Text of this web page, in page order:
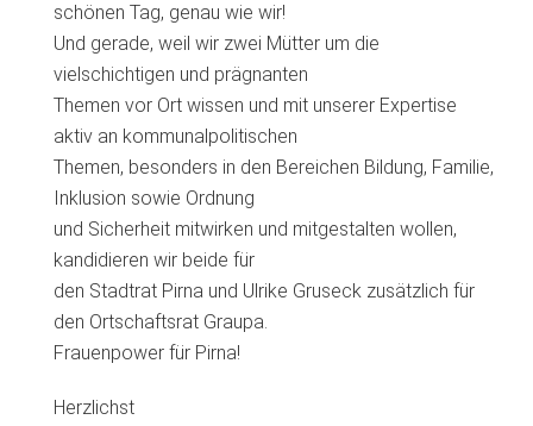
schönen Tag, genau wie wir!
Und gerade, weil wir zwei Mütter um die
vielschichtigen und prägnanten
Themen vor Ort wissen und mit unserer Expertise
aktiv an kommunalpolitischen
Themen, besonders in den Bereichen Bildung, Familie,
Inklusion sowie Ordnung
und Sicherheit mitwirken und mitgestalten wollen,
kandidieren wir beide für
den Stadtrat Pirna und Ulrike Gruseck zusätzlich für
den Ortschaftsrat Graupa.
Frauenpower für Pirna!
Herzlichst